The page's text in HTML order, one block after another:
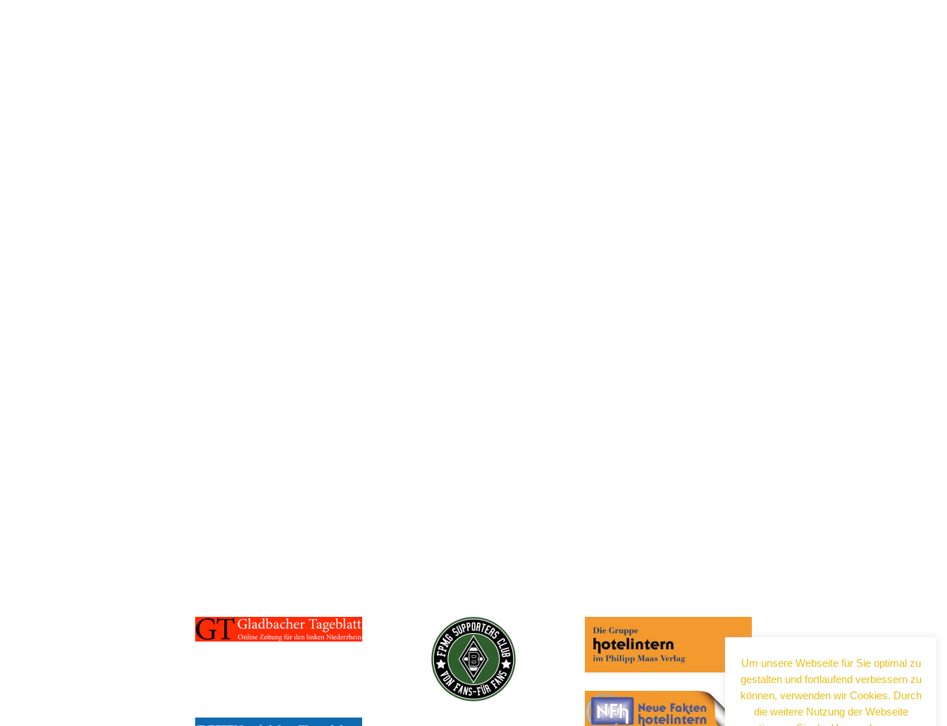
Abonnieren Sie jetzt
unseren Newsletter!
Wenn Sie noch mehr wissen wollen,
tragen Sie sich ein für einen kostenlosen
Newsletter und erhalten Sie vertiefende
Um unsere Webseite für Sie optimal zu
gestalten und fortlaufend verbessern zu
können, verwenden wir Cookies. Durch
die weitere Nutzung der Webseite